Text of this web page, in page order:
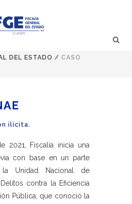
DEL ESTADO / CASO
ilícita.
2021, Fiscalía inicia una
con base en un parte
Unidad Nacional de
contra la Eficiencia
Pública, que conoció la